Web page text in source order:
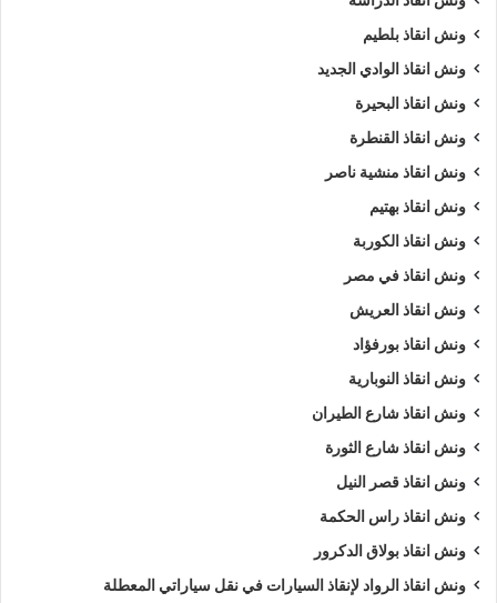
عالية باقل سعر وأن نصبح من
ونش انقاذ سيارات
المحافظات كما ننافس الشركات الاخري في مصر كما نسعى دائما
الي تحقيق اهدافنا و تحقيق كل متطلبات العميل في خدمة
السيارات.
ويمكنك ايضا طلب
اذا كنت تمتلك سيارة وتعطلت بك في دمنهور وتبحث عن
انقاذ
, لا داعي للقلق والبحث الكثير ,
دمنهور
لأنقاذك متوفر لدينا
انقاذ سيارات,ونش انقاذ دراجة نارية
انقاذ سيارات نقل,
ونش نقل قوارب).
طلبونش انقاذ سيارات
طلبونش انقاذ سيارات
طلبونش انقاذ سيارات
طلبونش انقاذ سياراتلنقلك لاقرب مركز صيانة.
ونش انقاذ بلطيم
ونش انقاذ الوادي الجديد
ونش انقاذ البحيرة
ونش انقاذ القنطرة
ونش انقاذ منشية ناصر
ونش انقاذ بهتيم
ونش انقاذ الكوربة
ونش انقاذ في مصر
ونش انقاذ العريش
ونش انقاذ بورفؤاد
ونش انقاذ النوبارية
ونش انقاذ شارع الطيران
ونش انقاذ شارع الثورة
ونش انقاذ قصر النيل
ونش انقاذ راس الحكمة
ونش انقاذ بولاق الدكرور
ونش انقاذ الرواد لإنقاذ السيارات في نقل سياراتي المعطلة